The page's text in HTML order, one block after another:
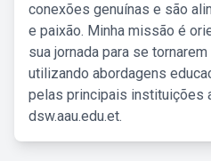
conexões genuínas e são
e paixão. Minha missão é
sua jornada para se
utilizando abordagens
pelas principais instituições
dsw.aau.edu.et.